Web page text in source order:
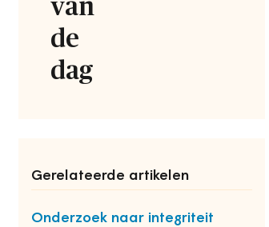
van
de
dag
Gerelateerde artikelen
Onderzoek naar integriteit